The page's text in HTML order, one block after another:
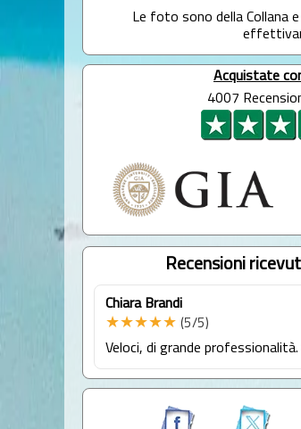
Le foto sono della Collana
Acquistate
4007
Recensioni
Chiara Brandi
★★★★★ (5/5)
Veloci, di grande